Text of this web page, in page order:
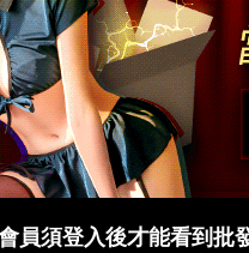
員須登入後才能看到批